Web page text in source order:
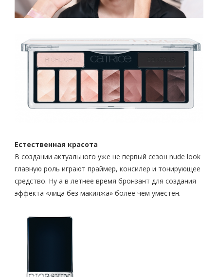
Естественная красота
В создании актуального уже не первый сезон nude look
главную роль играют праймер, консилер и тонирующее
средство. Ну а в летнее время бронзант для создания
эффекта «лица без макияжа» более чем уместен.